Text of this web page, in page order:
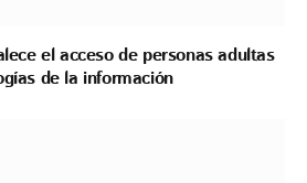
el acceso de personas adultas
de la información